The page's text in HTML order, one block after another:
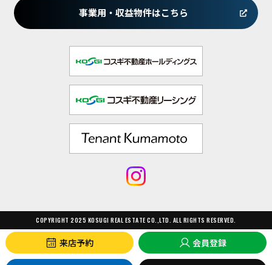
事業用・収益物件はこちら
来店予約 会員登録
COPYRIGHT 2025 KOSUGI REAL ESTATE CO.,LTD. ALL RIGHTS RESERVED.